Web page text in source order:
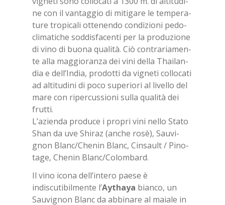
ne con il van­tag­gio di mi­ti­ga­re le tem­pe­ra­
tu­re tro­pi­ca­li ot­te­nen­do con­di­zio­ni pe­do­
cli­ma­ti­che sod­di­sfa­cen­ti per la pro­du­zio­ne
di vino di buo­na qua­li­tà. Ciò con­tra­ria­men­
te alla mag­gio­ran­za dei vini del­la Thai­lan­
dia e del­l’In­dia, pro­dot­ti da vi­gne­ti col­lo­ca­ti
ad al­ti­tu­di­ni di poco su­pe­rio­ri al li­vel­lo del
mare con ri­per­cus­sio­ni sul­la qua­li­tà dei
frut­ti.
L’a­zien­da pro­du­ce i pro­pri vini nel­lo Sta­to
Shan da uve Shi­raz (an­che rosè), Sau­vi­
gnon Blanc/​Che­nin Blanc, Cin­sault / Pi­no­
ta­ge, Che­nin Blanc/​Co­lom­bard.
Il vino icona dell’intero paese è
indiscutibilmente l’Ay­tha­ya bianco, un
Sauvignon Blanc da abbinare al maiale in